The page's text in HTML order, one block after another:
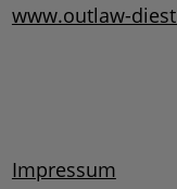
www.outlaw-
Impressum